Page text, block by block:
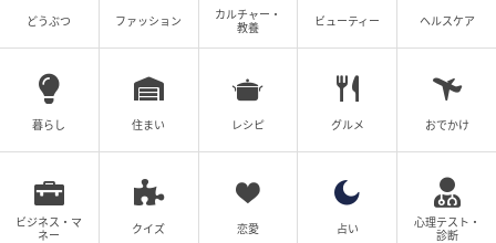
大人のおしゃれ手帖編集部
らしを豊かにする記事を毎日更新中！ ※記事の画像・
文章の無断転載はご遠慮ください
次の記事
どうぶつ ファッション
カルチャー・
教養
ビューティー ヘルスケア
暮らし 住まい レシピ グルメ おでかけ
ビジネス・マ
ネー
クイズ 恋愛 占い
心理テスト・
診断